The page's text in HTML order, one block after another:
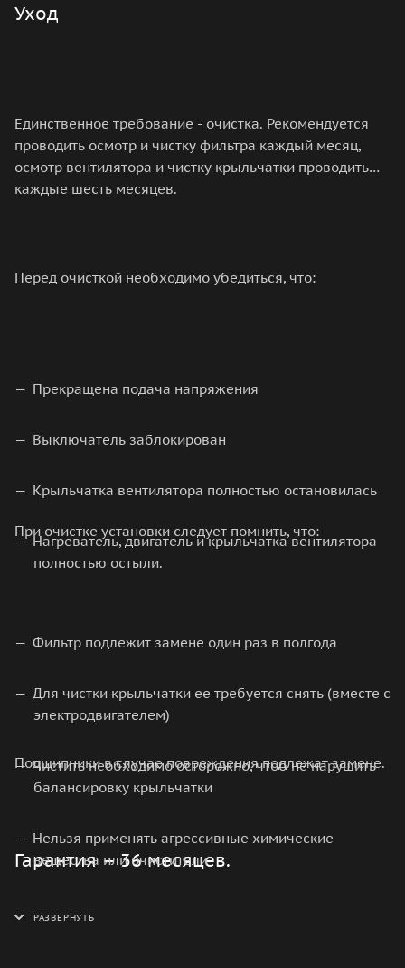
Уход
Единственное требование - очистка. Рекомендуется
проводить осмотр и чистку фильтра каждый месяц,
осмотр вентилятора и чистку крыльчатки проводить
каждые шесть месяцев.
Перед очисткой необходимо убедиться, что:
Прекращена подача напряжения
Выключатель заблокирован
Крыльчатка вентилятора полностью остановилась
Нагреватель, двигатель и крыльчатка вентилятора
полностью остыли.
При очистке установки следует помнить, что:
Фильтр подлежит замене один раз в полгода
Для чистки крыльчатки ее требуется снять (вместе с
электродвигателем)
Чистить необходимо осторожно, чтоб не нарушить
балансировку крыльчатки
Нельзя применять агрессивные химические
вещества или очистители
Подшипники в случае повреждения подлежат замене.
Гарантия – 36 месяцев.